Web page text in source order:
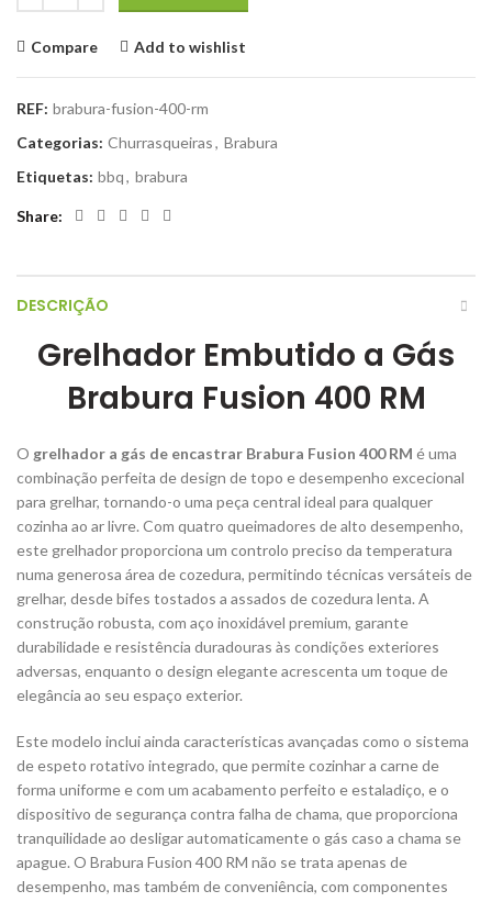
Compare Add to wishlist
REF: brabura-fusion-400-rm
Categorias: Churrasqueiras, Brabura
Etiquetas: bbq, brabura
Share
DESCRIÇÃO
Grelhador Embutido a Gás
Brabura Fusion 400 RM
O grelhador a gás de encastrar Brabura Fusion 400 RM é uma
combinação perfeita de design de topo e desempenho excecional
para grelhar, tornando-o uma peça central ideal para qualquer
cozinha ao ar livre. Com quatro queimadores de alto desempenho,
este grelhador proporciona um controlo preciso da temperatura
numa generosa área de cozedura, permitindo técnicas versáteis de
grelhar, desde bifes tostados a assados ​​de cozedura lenta. A
construção robusta, com aço inoxidável premium, garante
durabilidade e resistência duradouras às condições exteriores
adversas, enquanto o design elegante acrescenta um toque de
elegância ao seu espaço exterior.
Este modelo inclui ainda características avançadas como o sistema
de espeto rotativo integrado, que permite cozinhar a carne de
forma uniforme e com um acabamento perfeito e estaladiço, e o
dispositivo de segurança contra falha de chama, que proporciona
tranquilidade ao desligar automaticamente o gás caso a chama se
apague. O Brabura Fusion 400 RM não se trata apenas de
desempenho, mas também de conveniência, com componentes